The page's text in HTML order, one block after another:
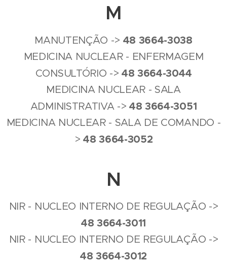
M
MANUTENÇÃO -> 48 3664-3038
MEDICINA NUCLEAR - ENFERMAGEM
CONSULTÓRIO -> 48 3664-3044
MEDICINA NUCLEAR - SALA
ADMINISTRATIVA -> 483664-3051
MEDICINA NUCLEAR - SALA DE COMANDO -
>483664-3052
N
NIR - NUCLEO INTERNO DE REGULAÇÃO ->
48 3664-3011
NIR - NUCLEO INTERNO DE REGULAÇÃO ->
48 3664-3012